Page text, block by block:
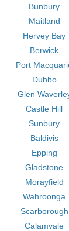
Bunbury
Maitland
Hervey Bay
Berwick
Port
Dubbo
Glen
Castle Hill
Sunbury
Baldivis
Epping
Gladstone
Morayfield
Wahroonga
Scarborough
Calamvale